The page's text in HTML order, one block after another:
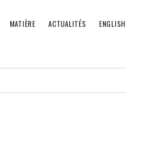
MATIÈRE ACTUALITÉS ENGLISH